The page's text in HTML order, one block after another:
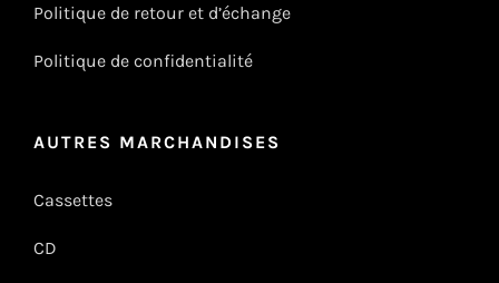
Politique de retour et d’échange
Politique de confidentialité
AUTRES MARCHANDISES
Cassettes
CD